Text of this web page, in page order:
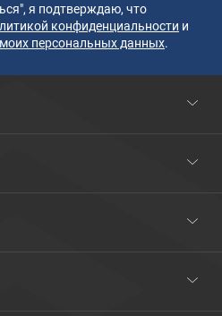
я подтверждаю, что
конфиденциальности и
персональных данных.